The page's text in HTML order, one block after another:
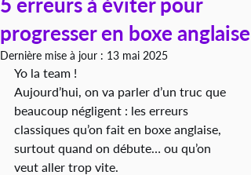
progresser en boxe anglaise
Dernière mise à jour : 13 mai 2025
Yo la team !
Aujourd’hui, on va parler d’un truc que
beaucoup négligent : les erreurs
classiques qu’on fait en boxe anglaise,
surtout quand on débute… ou qu’on
veut aller trop vite.